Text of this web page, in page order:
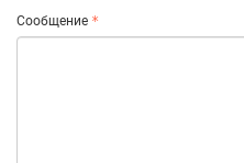
Сообщение